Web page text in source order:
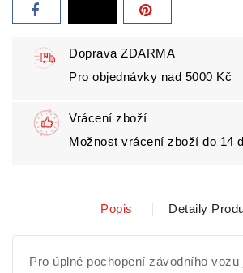
Doprava ZDARMA
Pro objednávky nad 5000 Kč
Vrácení zboží
Možnost vrácení zboží do 14
Popis Detaily
Pro úplné pochopení závodního vozu